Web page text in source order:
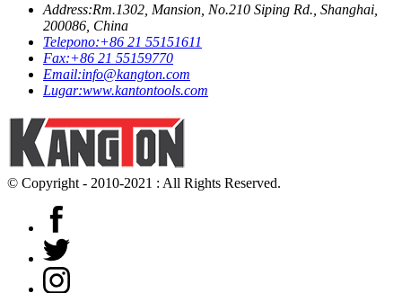
Address:Rm.1302, Mansion, No.210 Siping Rd., Shanghai,
200086, China
Telepono:+86 21 55151611
Fax:+86 21 55159770
Email:info@kangton.com
Lugar:www.kantontools.com
© Copyright - 2010-2021 : All Rights Reserved.